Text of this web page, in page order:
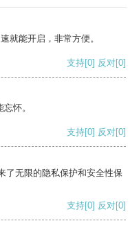
就能开启，非常方便。
支持[0] 反对[0]
怀。
支持[0] 反对[0]
了无限的隐私保护和安全性保
支持[0] 反对[0]